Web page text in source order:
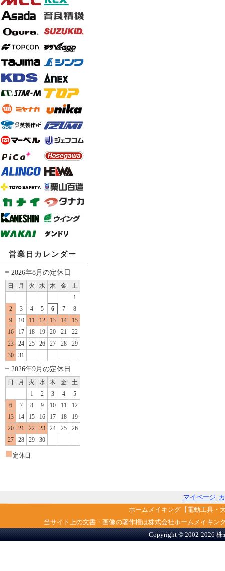
営業日カレンダー
2026年8月の定休日
日 月 火 水 木 金
土
1
2
3 4 5 6 7
8
9
10 11 12 13 14
15
16
17 18 19 20 21
22
23
24 25 26 27 28
29
30
31
2026年9月の定休日
日 月 火 水 木 金
土
1
2 3 4
5
6
7 8 9 10 11
12
13
14 15 16 17 18
19
20
21 22 23 24 25
26
27
28 29 30
■ 定休日
マイページ |
ホームメイキング【電動工具・
当サイト上の文書・画像の著作権は株式会社ホームメイキ
Copyright © 2002-2026